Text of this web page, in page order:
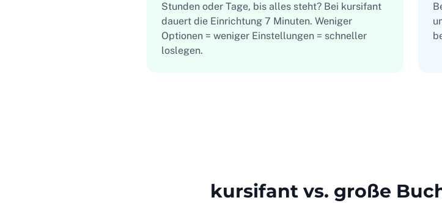
Stunden oder Tage, bis alles steht? Bei kursifant
dauert die Einrichtung 7 Minuten. Weniger
Optionen = weniger Einstellungen = schneller
loslegen.
kursifant vs. große